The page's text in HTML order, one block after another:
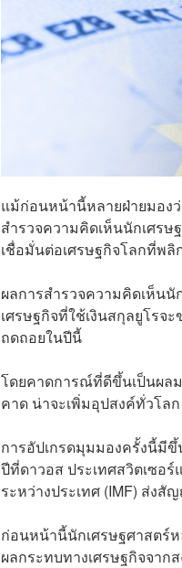
แม้ก่อนหน้านี้หลายฝ่ายมองว่
สำรวจความคิดเห็นนักเศร
เชื่อมั่นต่อเศรษฐกิจโลกที่พลิ
ผลการสำรวจความคิดเห็นนั
เศรษฐกิจที่ใช้เงินสกุลยูโรจ
ถดถอยในปีนี้
โดยคาดการณ์ที่ดีขึ้นเป็นผล
คาด น่าจะเพิ่มอุปสงค์ทั่วโลก
การอัปเกรดมุมมองครั้งนี้มีขึ้
ปีที่ดาวอส ประเทศสวิตเซอ
ระหว่างประเทศ (IMF) ส่ง
ก่อนหน้านี้นักเศรษฐศาสตร์
ผลกระทบทางเศรษฐกิจจาก